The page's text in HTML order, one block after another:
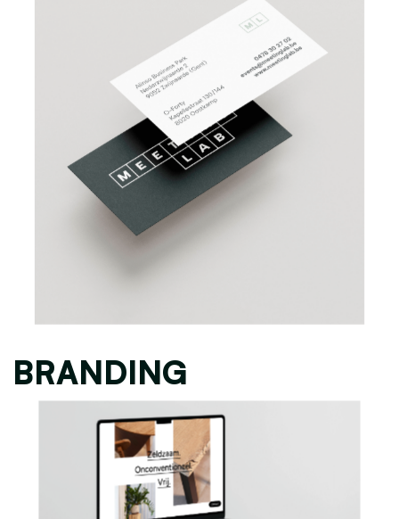
BRANDING